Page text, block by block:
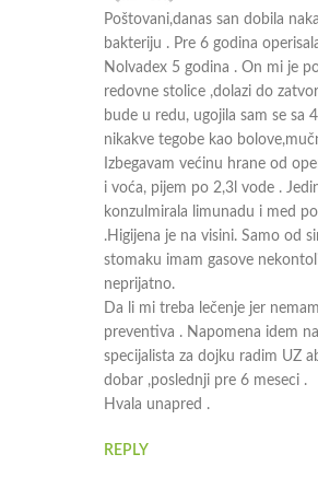
Poštovani,danas san dobila
bakteriju . Pre 6 godina
Nolvadex 5 godina . On mi je
redovne stolice ,dolazi do
bude u redu, ugojila sam se sa
nikakve tegobe kao
Izbegavam većinu hrane od
i voća, pijem po 2,3l vode .
konzulmirala limunadu i med
.Higijena je na visini. Samo od
stomaku imam gasove
neprijatno.
Da li mi treba lečenje jer
preventiva . Napomena idem
specijalista za dojku radim UZ
dobar ,poslednji pre 6 meseci .
Hvala unapred .
REPLY